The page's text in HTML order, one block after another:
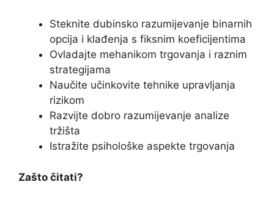
Steknite dubinsko razumijevanje binarnih
opcija i klađenja s fiksnim koeficijentima
Ovladajte mehanikom trgovanja i raznim
strategijama
Naučite učinkovite tehnike upravljanja
rizikom
Razvijte dobro razumijevanje analize
tržišta
Istražite psihološke aspekte trgovanja
Zašto čitati?